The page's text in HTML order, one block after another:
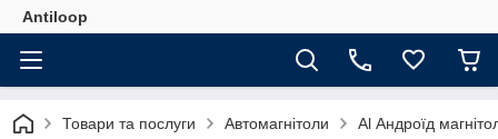
Antiloop
Товари та послуги Автомагнітоли Al Андроїд